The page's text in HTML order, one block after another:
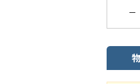
－